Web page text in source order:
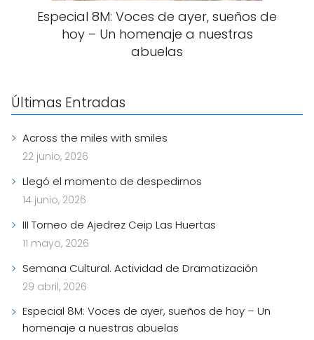
Especial 8M: Voces de ayer, sueños de
hoy – Un homenaje a nuestras
abuelas
Últimas Entradas
Across the miles with smiles
22 junio, 2026
Llegó el momento de despedirnos
14 junio, 2026
III Torneo de Ajedrez Ceip Las Huertas
11 mayo, 2026
Semana Cultural. Actividad de Dramatización
29 abril, 2026
Especial 8M: Voces de ayer, sueños de hoy – Un
homenaje a nuestras abuelas